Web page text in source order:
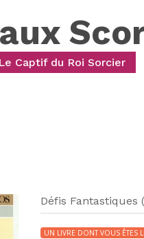
Le Captif du Roi Sorcier
Défis Fantastiques
UN LIVRE DONT VOUS ÊTES